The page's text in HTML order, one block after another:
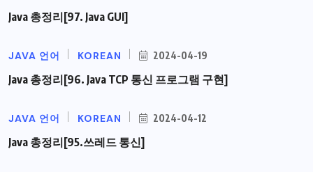
Java 총정리[97. Java GUI]
JAVA 언어 KOREAN 2024-04-19
Java 총정리[96. Java TCP 통신 프로그램 구현]
JAVA 언어 KOREAN 2024-04-12
Java 총정리[95.쓰레드 통신]